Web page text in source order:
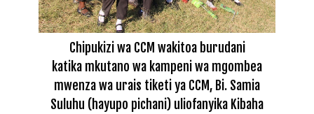
Chipukizi wa CCM wakitoa burudani
katika mkutano wa kampeni wa mgombea
mwenza wa urais tiketi ya CCM, Bi. Samia
Suluhu (hayupo pichani) uliofanyika Kibaha